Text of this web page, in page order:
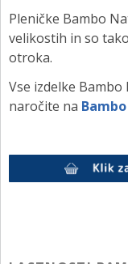
Pleničke Bambo
velikostih in so
otroka.
Vse izdelke
naročite na